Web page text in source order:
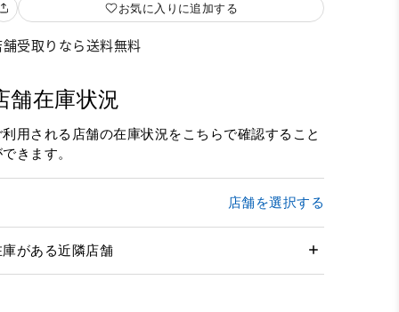
お気に入りに追加する
舗受取りなら送料無料
舗在庫状況
利用される店舗の在庫状況をこちらで確認すること
きます。
店舗を選択する
庫がある近隣店舗